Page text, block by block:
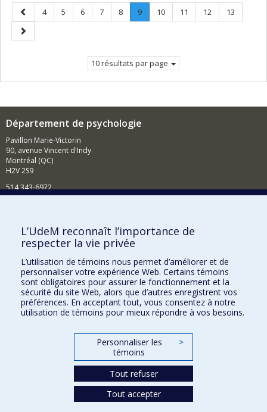
Page
précédente
Page
4 Page
5 Page
6 Page
7 Page
8 Page
9.
Page
Page
10 Page
11 Page
12 Page
13
Page
suivante
10 résultats par page
Département de psychologie
Pavillon Marie-Victorin
90, avenue Vincent d'Indy
Montréal (QC)
H2V 2S9
514 343-6972
Comment soutenir le Département?
BESOIN D'AIDE?
Plan du site
Signaler une erreur
Accessibilité
FACULTÉ DES ARTS ET DES SCIENCES
Nos départements et écoles
L’UdeM reconnaît l’importance de
respecter la vie privée
L’utilisation de témoins nous permet d’améliorer et de
personnaliser votre expérience Web. Certains témoins
sont obligatoires pour assurer le fonctionnement et la
sécurité du site Web, alors que d’autres enregistrent vos
préférences. En acceptant tout, vous consentez à notre
utilisation de témoins pour mieux répondre à vos besoins.
Personnaliser les
témoins
>
Tout refuser
Tout accepter